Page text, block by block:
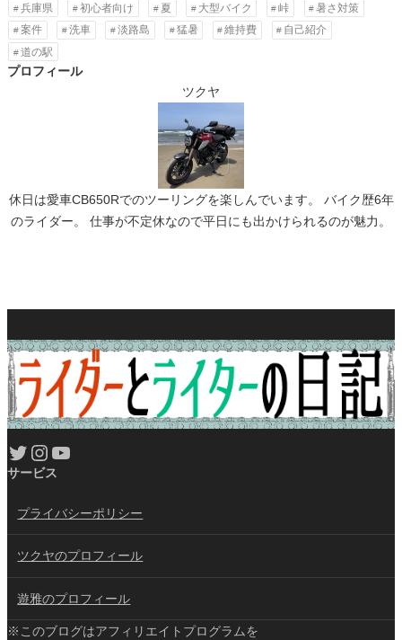
兵庫県
初心者向け 夏 大型バイク 峠
暑さ対策
案件
洗車 淡路島 猛暑 維持費
自己紹介
道の駅
プロフィール
ツクヤ
休日は愛車CB650Rでのツーリングを楽しんでいます。 バイク歴6年
のライダー。 仕事が不定休なので平日にも出かけられるのが魅力。
Twitter Instagram YouTube
サービス
プライバシーポリシー
ツクヤのプロフィール
遊雅のプロフィール
※このブログはアフィリエイトプログラムを